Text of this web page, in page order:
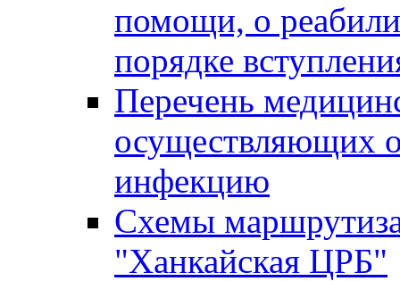
помощи, о
порядке
Перечень
осуществляющих
инфекцию
Схемы
"Ханкайская ЦРБ"